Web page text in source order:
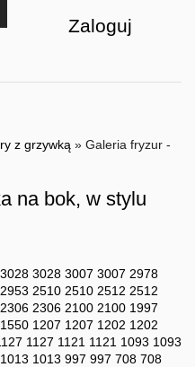
z grzywką » Galeria fryzur -
na bok, w stylu
3028 3028 3007 3007 2978
2953 2510 2510 2512 2512
2306 2306 2100 2100 1997
1550 1207 1207 1202 1202
1127 1121 1121 1093 1093
1013 1013 997 997 708 708
Zaloguj